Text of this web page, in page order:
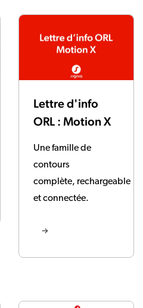
Lettre d'info
ORL : Motion X
Une famille de
contours
complète, rechargeable
et connectée.